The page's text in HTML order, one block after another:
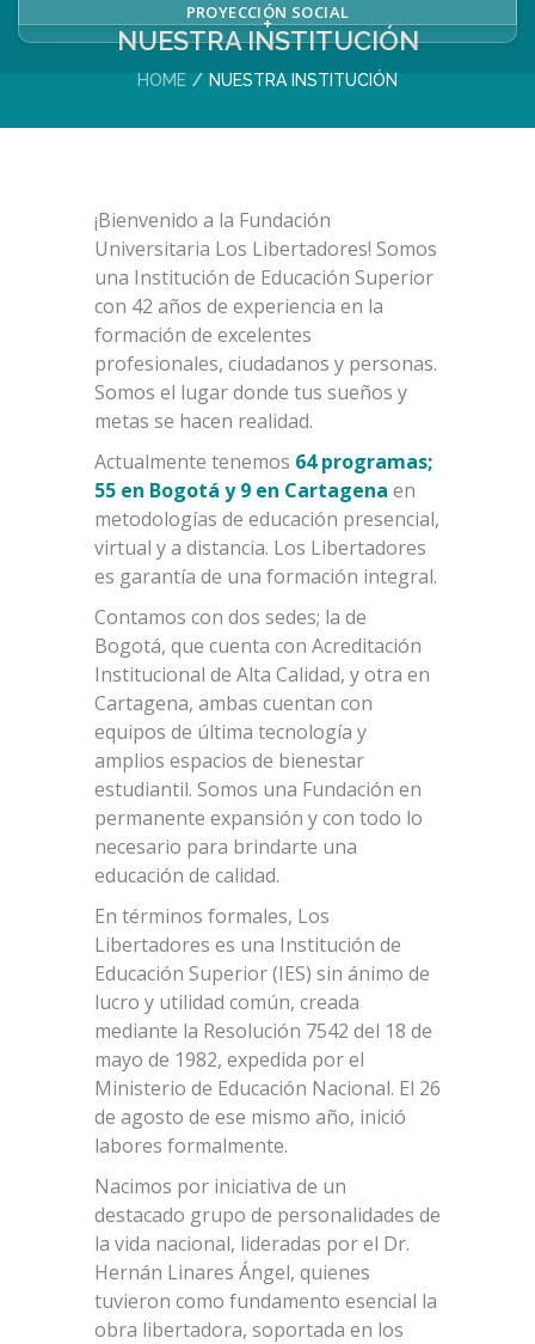
PROYECCIÓN SOCIAL
+
NUESTRA INSTITUCIÓN
HOME NUESTRA INSTITUCIÓN
¡Bienvenido a la Fundación
Universitaria Los Libertadores! Somos
una Institución de Educación Superior
con 42 años de experiencia en la
formación de excelentes
profesionales, ciudadanos y personas.
Somos el lugar donde tus sueños y
metas se hacen realidad.
Actualmente tenemos 64 programas;
55 en Bogotá y 9 en Cartagena en
metodologías de educación presencial,
virtual y a distancia. Los Libertadores
es garantía de una formación integral.
Contamos con dos sedes; la de
Bogotá, que cuenta con Acreditación
Institucional de Alta Calidad, y otra en
Cartagena, ambas cuentan con
equipos de última tecnología y
amplios espacios de bienestar
estudiantil. Somos una Fundación en
permanente expansión y con todo lo
necesario para brindarte una
educación de calidad.
En términos formales, Los
Libertadores es una Institución de
Educación Superior (IES) sin ánimo de
lucro y utilidad común, creada
mediante la Resolución 7542 del 18 de
mayo de 1982, expedida por el
Ministerio de Educación Nacional. El 26
de agosto de ese mismo año, inició
labores formalmente.
Nacimos por iniciativa de un
destacado grupo de personalidades de
la vida nacional, lideradas por el Dr.
Hernán Linares Ángel, quienes
tuvieron como fundamento esencial la
obra libertadora, soportada en los